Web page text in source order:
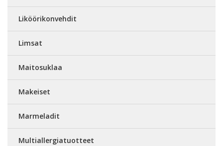
Liköörikonvehdit
Limsat
Maitosuklaa
Makeiset
Marmeladit
Multiallergiatuotteet